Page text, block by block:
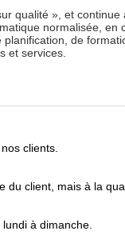
qualité », et
normalisée, en
de
et services.
clients.
client, mais à la
à dimanche.